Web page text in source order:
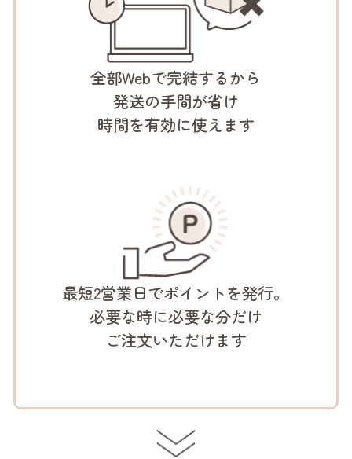
全部Webで完結するから
発送の手間が省け
時間を有効に使えます
最短2営業日でポイントを発行。
必要な時に必要な分だけ
ご注文いただけます